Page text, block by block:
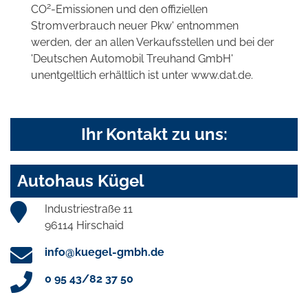
CO2-Emissionen und den offiziellen
Stromverbrauch neuer Pkw' entnommen
werden, der an allen Verkaufsstellen und bei der
'Deutschen Automobil Treuhand GmbH'
unentgeltlich erhältlich ist unter www.dat.de.
Ihr Kontakt zu uns:
Autohaus Kügel
Industriestraße 11
96114 Hirschaid
info@kuegel-gmbh.de
0 95 43/82 37 50